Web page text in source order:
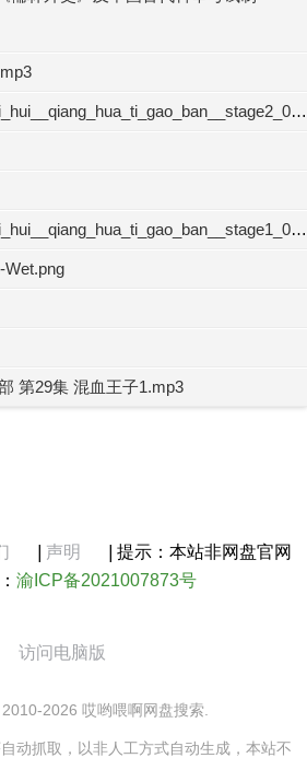
li_sheng_pin_du_gu_shi_hui__qiang_hua_ti_gao_ban__stage2_02.mp3
li_sheng_pin_du_gu_shi_hui__qiang_hua_ti_gao_ban__stage1_04.mp3
Wet.png
第29集 混血王子1.mp3
声明
提示：本站非网盘官网
渝ICP备2021007873号
访问电脑版
2026 哎哟喂啊网盘搜索.
动抓取，以非人工方式自动生成，本站不